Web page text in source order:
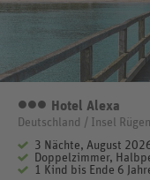
3 Sterne
Hotel Alexa
Deutschland / Insel
3 Nächte, August
Doppelzimmer,
1 Kind bis Ende 6